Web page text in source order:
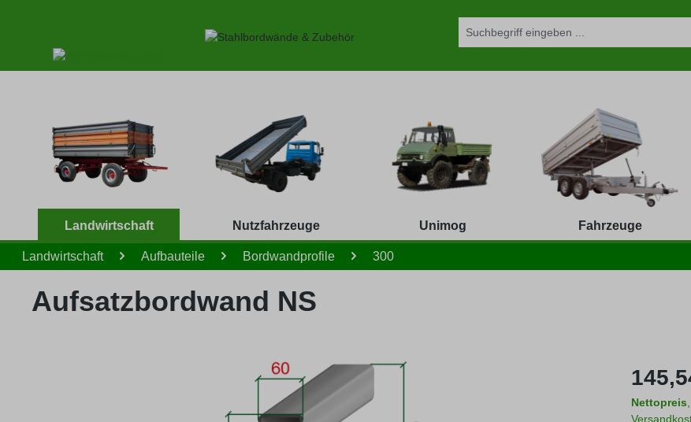
Landwirtschaft Nutzfahrzeuge Unimog Fahrzeuge
Landwirtschaft Aufbauteile Bordwandprofile 300
Aufsatzbordwand NS
Regulärer
Nettopreis